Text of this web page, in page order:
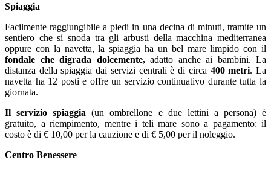
Spiaggia
Facilmente raggiungibile a piedi in una decina di minuti, tramite un
sentiero che si snoda tra gli arbusti della macchina mediterranea
oppure con la navetta, la spiaggia ha un bel mare limpido con il
fondale che digrada dolcemente,adatto anche ai bambini. La
distanza della spiaggia dai servizi centrali è di circa 400 metri. La
navetta ha 12 posti e offre un servizio continuativo durante tutta la
giornata.
Il servizio spiaggia (un ombrellone e due lettini a persona) è
gratuito, a riempimento, mentre i teli mare sono a pagamento: il
costo è di € 10,00 per la cauzione e di € 5,00 per il noleggio.
Centro Benessere